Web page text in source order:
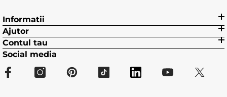
Informatii
Ajutor
Contul tau
Social media